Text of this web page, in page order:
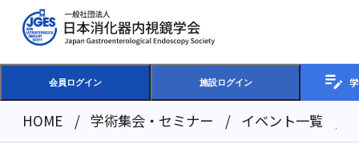
会員ログイン 施設ログイン
HOME 学術集会・セミナー イベント一覧